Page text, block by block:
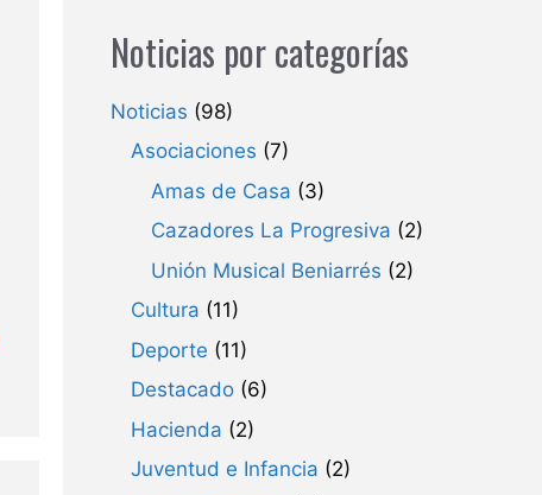
Noticias por categorías
Noticias (98)
Asociaciones (7)
Amas de Casa (3)
Cazadores La Progresiva (2)
Unión Musical Beniarrés (2)
Cultura (11)
Deporte (11)
Destacado(6)
Hacienda (2)
Juventud e Infancia (2)